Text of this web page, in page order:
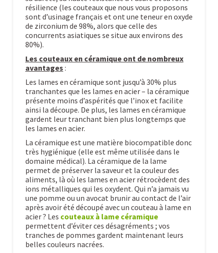
résilience (les couteaux que nous vous proposons
sont d’usinage français et ont une teneur en oxyde
de zirconium de 98%, alors que celle des
concurrents asiatiques se situe aux environs des
80%).
Les couteaux en céramique ont de nombreux
avantages :
Les lames en céramique sont jusqu’à 30% plus
tranchantes que les lames en acier – la céramique
présente moins d’aspérités que l’inox et facilite
ainsi la découpe. De plus, les lames en céramique
gardent leur tranchant bien plus longtemps que
les lames en acier.
La céramique est une matière biocompatible donc
très hygiénique (elle est même utilisée dans le
domaine médical). La céramique de la lame
permet de préserver la saveur et la couleur des
aliments, là où les lames en acier rétrocèdent des
ions métalliques qui les oxydent. Qui n’a jamais vu
une pomme ou un avocat brunir au contact de l’air
après avoir été découpé avec un couteau à lame en
acier ? Les couteaux à lame céramique
permettent d’éviter ces désagréments ; vos
tranches de pommes gardent maintenant leurs
belles couleurs nacrées.